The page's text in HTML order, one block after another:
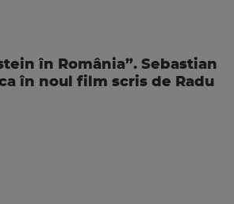
în România”. Sebastian
în noul film scris de Radu